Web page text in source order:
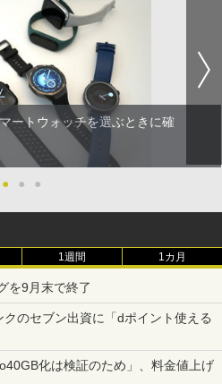
ートウォッチを選ぶときに確
● ● ●
1週間 1カ月
を9月末で終了
のセブン出資に「dポイント使える
化は検証のため」、料金値上げ